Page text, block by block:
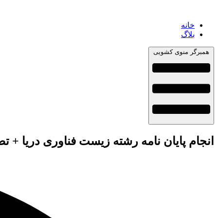
خانه
بلاگ
همبرگر منوی کشویی
انجام پایان نامه رشته زیست فناوری دریا +